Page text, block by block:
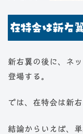
在特会は新右
新右翼の後に、ネ
登場する。
では、在特会は新
結論からいえば、